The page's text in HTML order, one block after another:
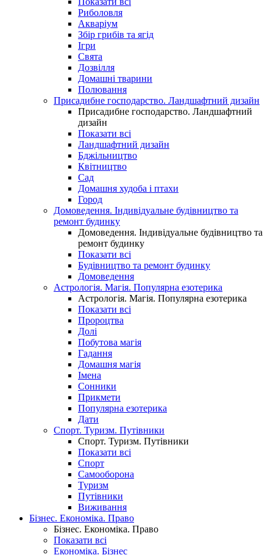
Риболовля
Акваріум
Збір грибів та ягід
Ігри
Свята
Дозвілля
Домашні тварини
Полювання
Присадибне господарство. Ландшафтний дизайн
Присадибне господарство. Ландшафтний
дизайн
Показати всі
Ландшафтний дизайн
Бджільництво
Квітництво
Сад
Домашня худоба і птахи
Город
Домоведення. Індивідуальне будівництво та
ремонт будинку
Домоведення. Індивідуальне будівництво та
ремонт будинку
Показати всі
Будівництво та ремонт будинку
Домоведення
Астрологія. Магія. Популярна езотерика
Астрологія. Магія. Популярна езотерика
Показати всі
Пророцтва
Долі
Побутова магія
Гадання
Домашня магія
Імена
Сонники
Прикмети
Популярна езотерика
Дати
Спорт. Туризм. Путівники
Спорт. Туризм. Путівники
Показати всі
Спорт
Самооборона
Туризм
Путівники
Виживання
Бізнес. Економіка. Право
Бізнес. Економіка. Право
Показати всі
Економіка. Бізнес